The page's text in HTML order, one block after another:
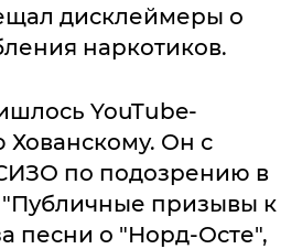
дисклеймеры о
наркотиков.
YouTube-
Он с
по подозрению в
"Публичные призывы к
песни о "Норд-Осте",